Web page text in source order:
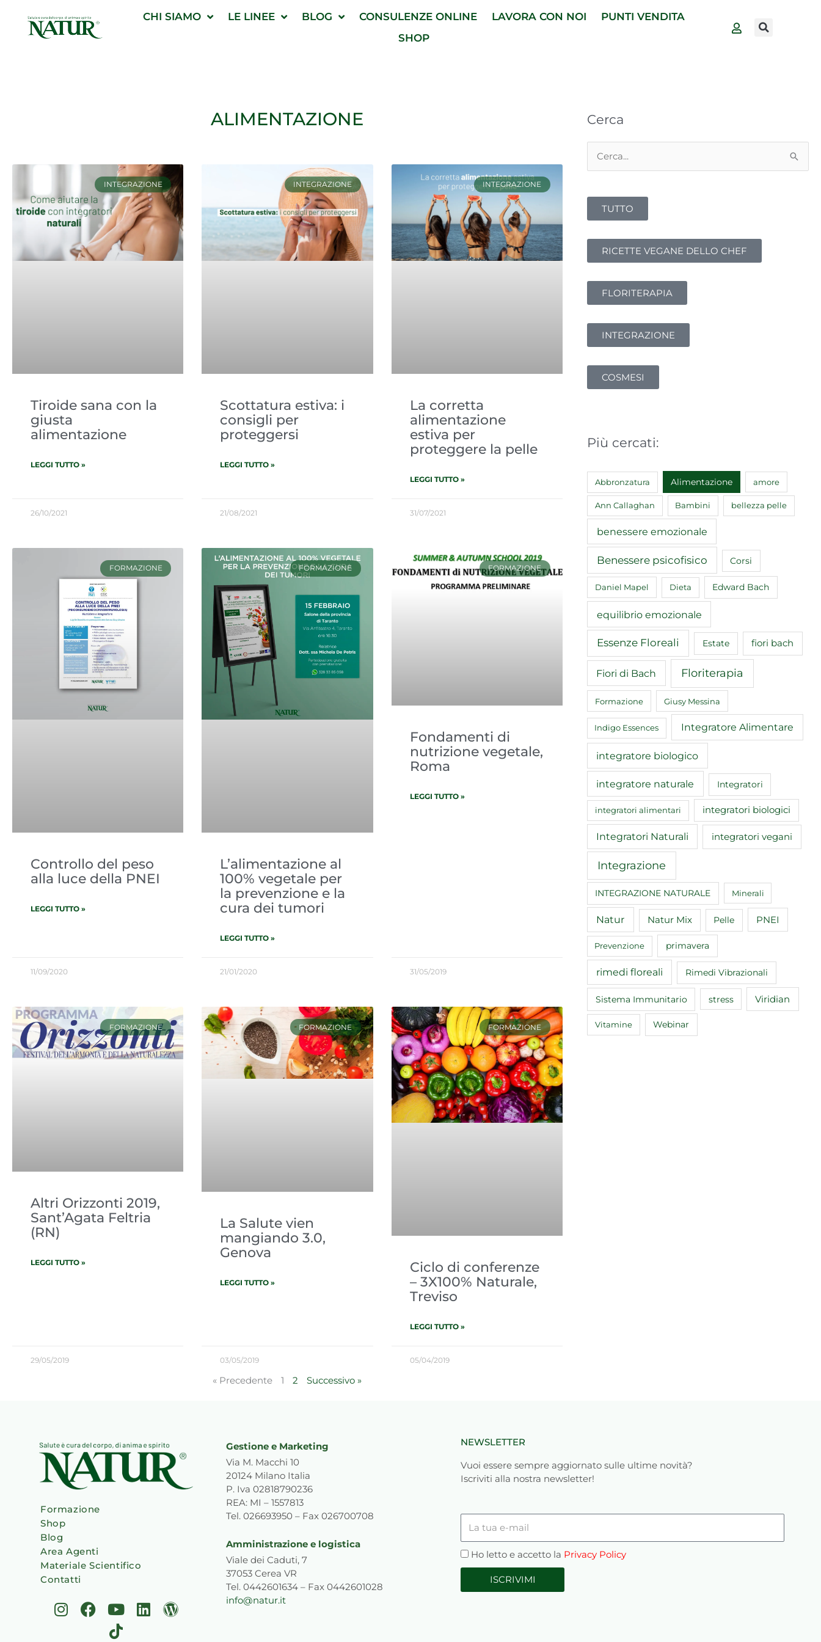
contenuto
CHI SIAMO LE LINEE BLOG CONSULENZE ONLINE LAVORA CON NOI
PUNTI VENDITA
SHOP
ALIMENTAZIONE
INTEGRAZIONE
Tiroide sana con la
giusta
alimentazione
LEGGI TUTTO »
26/10/2021
INTEGRAZIONE
Scottatura estiva: i
consigli per
proteggersi
LEGGI TUTTO »
21/08/2021
INTEGRAZIONE
La corretta
alimentazione
estiva per
proteggere la pelle
LEGGI TUTTO »
31/07/2021
FORMAZIONE
Controllo del peso
alla luce della PNEI​
LEGGI TUTTO »
11/09/2020
FORMAZIONE
L’alimentazione al
100% vegetale per
la prevenzione e la
cura dei tumori
LEGGI TUTTO »
21/01/2020
FORMAZIONE
Fondamenti di
nutrizione vegetale,
Roma
LEGGI TUTTO »
31/05/2019
FORMAZIONE
Altri Orizzonti 2019,
Sant’Agata Feltria
(RN)
LEGGI TUTTO »
29/05/2019
FORMAZIONE
La Salute vien
mangiando 3.0,
Genova
LEGGI TUTTO »
03/05/2019
FORMAZIONE
Ciclo di conferenze
– 3X100% Naturale,
Treviso
LEGGI TUTTO »
05/04/2019
« Precedente
Pagina
1
Pagina
2 Successivo »
Cerca
Cerca:
TUTTO
RICETTE VEGANE DELLO CHEF
FLORITERAPIA
INTEGRAZIONE
COSMESI
Più cercati:
Abbronzatura Alimentazione amore
Ann Callaghan Bambini bellezza pelle
benessere emozionale
Benessere psicofisico Corsi
Daniel Mapel Dieta Edward Bach
equilibrio emozionale
Essenze Floreali Estate fiori bach
Fiori di Bach Floriterapia
Formazione Giusy Messina
Indigo Essences Integratore Alimentare
integratore biologico
integratore naturale Integratori
integratori alimentari integratori biologici
Integratori Naturali integratori vegani
Integrazione
INTEGRAZIONE NATURALE Minerali
Natur Natur Mix Pelle PNEI
Prevenzione primavera
rimedi floreali Rimedi Vibrazionali
Sistema Immunitario stress Viridian
Vitamine Webinar
Formazione
Shop
Blog
Area Agenti
Materiale Scientifico
Contatti
I
n
F
a
Y
o
u
L
i
W
o
T
i
k
Gestione e Marketing
Via M. Macchi 10
20124 Milano Italia
P. Iva 02818790236
REA: MI – 1557813
Tel. 026693950 – Fax 026700708
Amministrazione e logistica
Viale dei Caduti, 7
37053 Cerea VR
Tel. 0442601634 – Fax 0442601028
info@natur.it
NEWSLETTER
Vuoi essere sempre aggiornato sulle ultime novità?
Iscriviti alla nostra newsletter!
tua
mail
Privacy
Ho letto e accetto la Privacy Policy
ISCRIVIMI